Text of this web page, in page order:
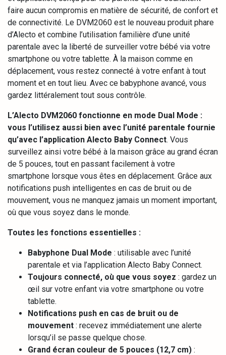
faire aucun compromis en matière de sécurité, de confort et
de connectivité. Le DVM2060 est le nouveau produit phare
d’Alecto et combine l’utilisation familière d’une unité
parentale avec la liberté de surveiller votre bébé via votre
smartphone ou votre tablette. À la maison comme en
déplacement, vous restez connecté à votre enfant à tout
moment et en tout lieu. Avec ce babyphone avancé, vous
gardez littéralement tout sous contrôle.
L’Alecto DVM2060 fonctionne en mode Dual Mode :
vous l’utilisez aussi bien avec l’unité parentale fournie
qu’avec l’application Alecto Baby Connect. Vous
surveillez ainsi votre bébé à la maison grâce au grand écran
de 5 pouces, tout en passant facilement à votre
smartphone lorsque vous êtes en déplacement. Grâce aux
notifications push intelligentes en cas de bruit ou de
mouvement, vous ne manquez jamais un moment important,
où que vous soyez dans le monde.
Toutes les fonctions essentielles :
Babyphone Dual Mode : utilisable avec l’unité
parentale et via l’application Alecto Baby Connect.
Toujours connecté, où que vous soyez : gardez un
œil sur votre enfant via votre smartphone ou votre
tablette.
Notifications push en cas de bruit ou de
mouvement : recevez immédiatement une alerte
lorsqu’il se passe quelque chose.
Grand écran couleur de 5 pouces (12,7 cm) :